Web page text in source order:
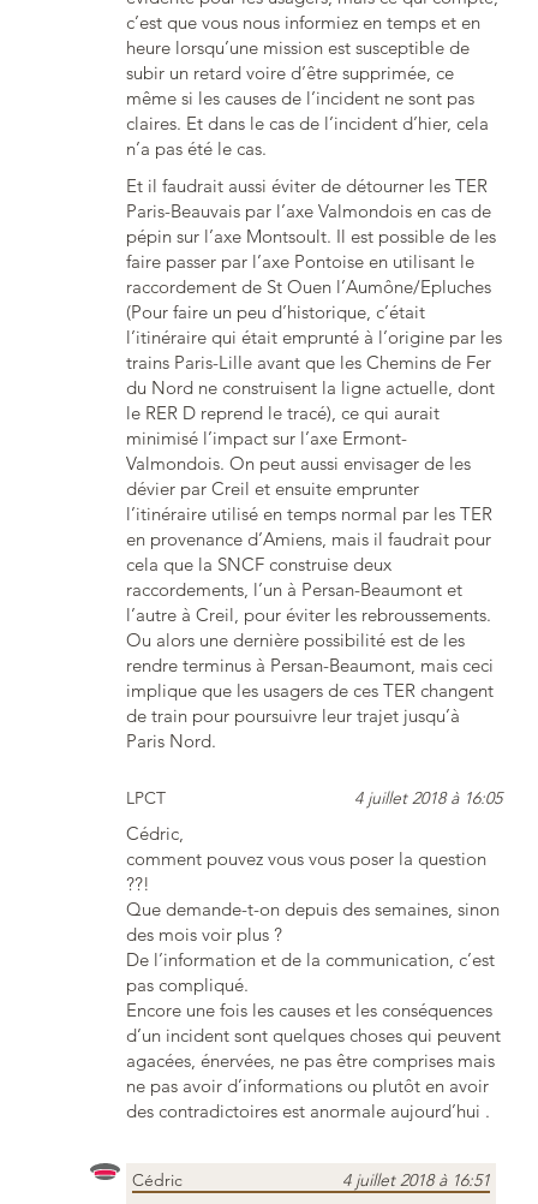
c’est que vous nous informiez en temps et en
heure lorsqu’une mission est susceptible de
subir un retard voire d’être supprimée, ce
même si les causes de l’incident ne sont pas
claires. Et dans le cas de l’incident d’hier, cela
n’a pas été le cas.
Et il faudrait aussi éviter de détourner les TER
Paris-Beauvais par l’axe Valmondois en cas de
pépin sur l’axe Montsoult. Il est possible de les
faire passer par l’axe Pontoise en utilisant le
raccordement de St Ouen l’Aumône/Epluches
(Pour faire un peu d’historique, c’était
l’itinéraire qui était emprunté à l’origine par les
trains Paris-Lille avant que les Chemins de Fer
du Nord ne construisent la ligne actuelle, dont
le RER D reprend le tracé), ce qui aurait
minimisé l’impact sur l’axe Ermont-
Valmondois. On peut aussi envisager de les
dévier par Creil et ensuite emprunter
l’itinéraire utilisé en temps normal par les TER
en provenance d’Amiens, mais il faudrait pour
cela que la SNCF construise deux
raccordements, l’un à Persan-Beaumont et
l’autre à Creil, pour éviter les rebroussements.
Ou alors une dernière possibilité est de les
rendre terminus à Persan-Beaumont, mais ceci
implique que les usagers de ces TER changent
de train pour poursuivre leur trajet jusqu’à
Paris Nord.
LPCT 4 juillet 2018 à 16:05
Cédric,
comment pouvez vous vous poser la question
??!
Que demande-t-on depuis des semaines, sinon
des mois voir plus ?
De l’information et de la communication, c’est
pas compliqué.
Encore une fois les causes et les conséquences
d’un incident sont quelques choses qui peuvent
agacées, énervées, ne pas être comprises mais
ne pas avoir d’informations ou plutôt en avoir
des contradictoires est anormale aujourd’hui .
Cédric 4 juillet 2018 à 16:51